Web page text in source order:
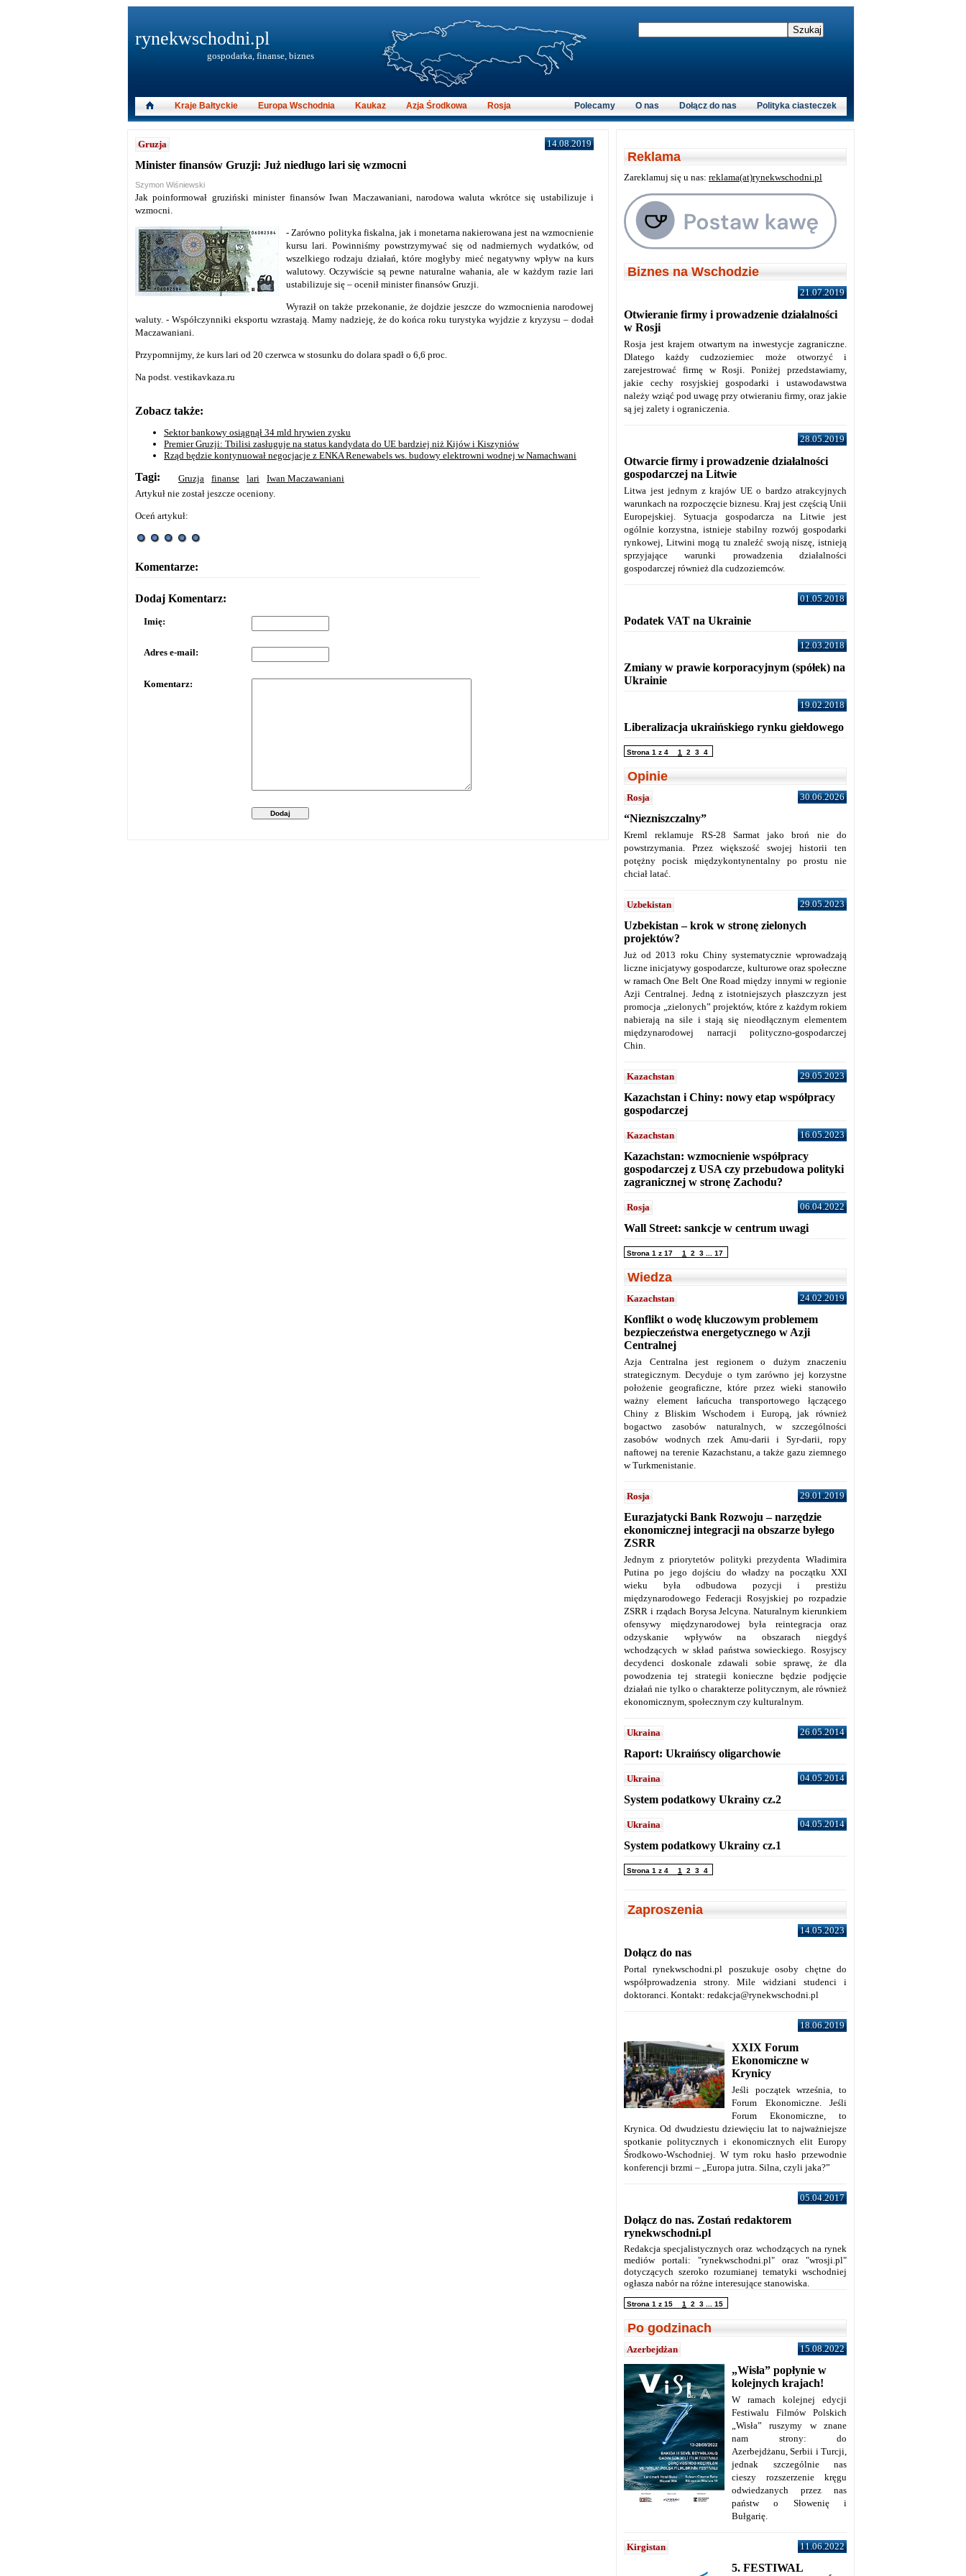
Gruzja 14.08.2019
Minister finansów Gruzji: Już niedługo lari się wzmocni
Szymon Wiśniewski
Jak poinformował gruziński minister finansów Iwan Maczawaniani, narodowa waluta wkrótce się ustabilizuje i
wzmocni.
- Zarówno polityka fiskalna, jak i monetarna nakierowana jest na wzmocnienie
kursu lari. Powinniśmy powstrzymywać się od nadmiernych wydatków, od
wszelkiego rodzaju działań, które mogłyby mieć negatywny wpływ na kurs
walutowy. Oczywiście są pewne naturalne wahania, ale w każdym razie lari
ustabilizuje się – ocenił minister finansów Gruzji.
Wyraził on także przekonanie, że dojdzie jeszcze do wzmocnienia narodowej
waluty. - Współczynniki eksportu wzrastają. Mamy nadzieję, że do końca roku turystyka wyjdzie z kryzysu – dodał
Maczawaniani.
Przypomnijmy, że kurs lari od 20 czerwca w stosunku do dolara spadł o 6,6 proc.
Na podst. vestikavkaza.ru
Zobacz także:
Sektor bankowy osiągnął 34 mld hrywien zysku
Premier Gruzji: Tbilisi zasługuje na status kandydata do UE bardziej niż Kijów i Kiszyniów
Rząd będzie kontynuował negocjacje z ENKA Renewabels ws. budowy elektrowni wodnej w Namachwani
Tagi: Gruzja finanse lari
Iwan Maczawaniani
Artykuł nie został jeszcze oceniony.
Oceń artykuł:
Komentarze:
Dodaj Komentarz:
Imię:
Adres e-mail:
Komentarz:
Dodaj
rynekwschodni.pl
gospodarka, finanse, biznes
Kraje Bałtyckie Europa Wschodnia Kaukaz Azja Środkowa Rosja Polityka ciasteczek
Dołącz do nas
O nas
Polecamy
Reklama
Zareklamuj się u nas: reklama(at)rynekwschodni.pl
Biznes na Wschodzie
21.07.2019
Otwieranie firmy i prowadzenie działalności
w Rosji
Rosja jest krajem otwartym na inwestycje zagraniczne.
Dlatego każdy cudzoziemiec może otworzyć i
zarejestrować firmę w Rosji. Poniżej przedstawiamy,
jakie cechy rosyjskiej gospodarki i ustawodawstwa
należy wziąć pod uwagę przy otwieraniu firmy, oraz jakie
są jej zalety i ograniczenia.
28.05.2019
Otwarcie firmy i prowadzenie działalności
gospodarczej na Litwie
Litwa jest jednym z krajów UE o bardzo atrakcyjnych
warunkach na rozpoczęcie biznesu. Kraj jest częścią Unii
Europejskiej. Sytuacja gospodarcza na Litwie jest
ogólnie korzystna, istnieje stabilny rozwój gospodarki
rynkowej, Litwini mogą tu znaleźć swoją niszę, istnieją
sprzyjające warunki prowadzenia działalności
gospodarczej również dla cudzoziemców.
01.05.2018
Podatek VAT na Ukrainie
12.03.2018
Zmiany w prawie korporacyjnym (spółek) na
Ukrainie
19.02.2018
Liberalizacja ukraińskiego rynku giełdowego
Strona 1 z 4 1 2 3 4
Opinie
Rosja 30.06.2026
“Niezniszczalny”
Kreml reklamuje RS-28 Sarmat jako broń nie do
powstrzymania. Przez większość swojej historii ten
potężny pocisk międzykontynentalny po prostu nie
chciał latać.
Uzbekistan 29.05.2023
Uzbekistan – krok w stronę zielonych
projektów?
Już od 2013 roku Chiny systematycznie wprowadzają
liczne inicjatywy gospodarcze, kulturowe oraz społeczne
w ramach One Belt One Road między innymi w regionie
Azji Centralnej. Jedną z istotniejszych płaszczyzn jest
promocja „zielonych” projektów, które z każdym rokiem
nabierają na sile i stają się nieodłącznym elementem
międzynarodowej narracji polityczno-gospodarczej
Chin.
Kazachstan 29.05.2023
Kazachstan i Chiny: nowy etap współpracy
gospodarczej
Kazachstan 16.05.2023
Kazachstan: wzmocnienie współpracy
gospodarczej z USA czy przebudowa polityki
zagranicznej w stronę Zachodu?
Rosja 06.04.2022
Wall Street: sankcje w centrum uwagi
Strona 1 z 17 1 2 3 17
Wiedza
Kazachstan 24.02.2019
Konflikt o wodę kluczowym problemem
bezpieczeństwa energetycznego w Azji
Centralnej
Azja Centralna jest regionem o dużym znaczeniu
strategicznym. Decyduje o tym zarówno jej korzystne
położenie geograficzne, które przez wieki stanowiło
ważny element łańcucha transportowego łączącego
Chiny z Bliskim Wschodem i Europą, jak również
bogactwo zasobów naturalnych, w szczególności
zasobów wodnych rzek Amu-darii i Syr-darii, ropy
naftowej na terenie Kazachstanu, a także gazu ziemnego
w Turkmenistanie.
Rosja 29.01.2019
Eurazjatycki Bank Rozwoju – narzędzie
ekonomicznej integracji na obszarze byłego
ZSRR
Jednym z priorytetów polityki prezydenta Władimira
Putina po jego dojściu do władzy na początku XXI
wieku była odbudowa pozycji i prestiżu
międzynarodowego Federacji Rosyjskiej po rozpadzie
ZSRR i rządach Borysa Jelcyna. Naturalnym kierunkiem
ofensywy międzynarodowej była reintegracja oraz
odzyskanie wpływów na obszarach niegdyś
wchodzących w skład państwa sowieckiego. Rosyjscy
decydenci doskonale zdawali sobie sprawę, że dla
powodzenia tej strategii konieczne będzie podjęcie
działań nie tylko o charakterze politycznym, ale również
ekonomicznym, społecznym czy kulturalnym.
Ukraina 26.05.2014
Raport: Ukraińscy oligarchowie
Ukraina 04.05.2014
System podatkowy Ukrainy cz.2
Ukraina 04.05.2014
System podatkowy Ukrainy cz.1
Strona 1 z 4 1 2 3 4
Zaproszenia
14.05.2023
Dołącz do nas
Portal rynekwschodni.pl poszukuje osoby chętne do
współprowadzenia strony. Mile widziani studenci i
doktoranci. Kontakt: redakcja@rynekwschodni.pl
18.06.2019
XXIX Forum
Ekonomiczne w
Krynicy
Jeśli początek września, to
Forum Ekonomiczne. Jeśli
Forum Ekonomiczne, to
Krynica. Od dwudziestu dziewięciu lat to najważniejsze
spotkanie politycznych i ekonomicznych elit Europy
Środkowo-Wschodniej. W tym roku hasło przewodnie
konferencji brzmi – „Europa jutra. Silna, czyli jaka?”
05.04.2017
Dołącz do nas. Zostań redaktorem
rynekwschodni.pl
Redakcja specjalistycznych oraz wchodzących na rynek
mediów portali: "rynekwschodni.pl" oraz "wrosji.pl"
dotyczących szeroko rozumianej tematyki wschodniej
ogłasza nabór na różne interesujące stanowiska.
Strona 1 z 15 1 2 3 15
Po godzinach
Azerbejdżan 15.08.2022
„Wisła” popłynie w
kolejnych krajach!
W ramach kolejnej edycji
Festiwalu Filmów Polskich
„Wisła” ruszymy w znane
nam strony: do
Azerbejdżanu, Serbii i Turcji,
jednak szczególnie nas
cieszy rozszerzenie kręgu
odwiedzanych przez nas
państw o Słowenię i
Bułgarię.
Kirgistan 11.06.2022
5. FESTIWAL